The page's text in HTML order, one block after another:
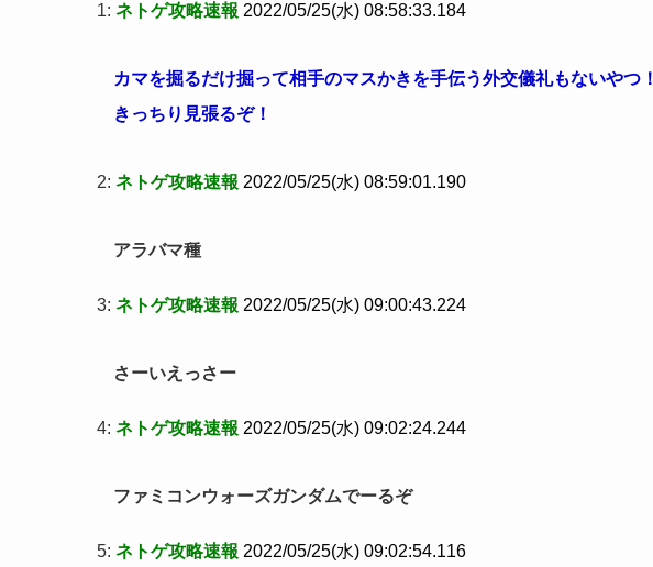
1: ネトゲ攻略速報 2022/05/25(水) 08:58:33.184
カマを掘るだけ掘って相手のマスかきを手伝う外交儀礼もないやつ！
きっちり見張るぞ！
2: ネトゲ攻略速報 2022/05/25(水) 08:59:01.190
アラバマ種
3: ネトゲ攻略速報 2022/05/25(水) 09:00:43.224
さーいえっさー
4: ネトゲ攻略速報 2022/05/25(水) 09:02:24.244
ファミコンウォーズガンダムでーるぞ
5: ネトゲ攻略速報 2022/05/25(水) 09:02:54.116